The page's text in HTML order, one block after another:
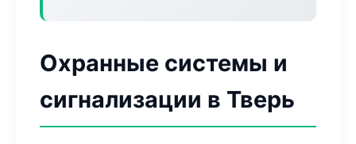
Охранные системы и
сигнализации в Тверь